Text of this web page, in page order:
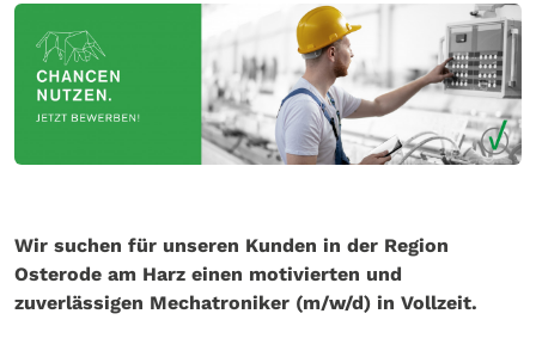
Wir suchen für unseren Kunden in der Region
Osterode am Harz einen motivierten und
zuverlässigen Mechatroniker (m/w/d) in Vollzeit.